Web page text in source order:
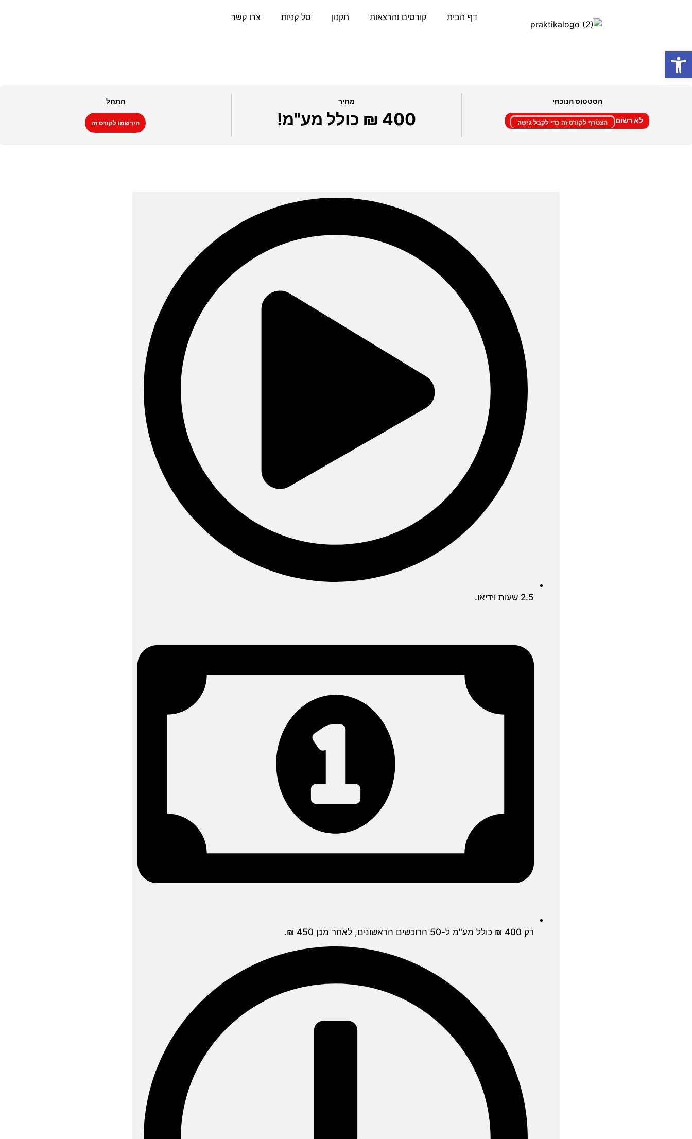
דף הבית קורסים והרצאות תקנון סל קניות צרו קשר
הסטטוס הנוכחי
לא רשום הצטרף לקורס זה כדי לקבל גישה
מחיר
400 ₪ כולל מע"מ!
התחל
הירשמו לקורס זה
2.5 שעות וידיאו.
רק 400 ₪ כולל מע"מ ל-50 הרוכשים הראשונים, לאחר מכן 450 ₪.
פתח סרגל נגישות